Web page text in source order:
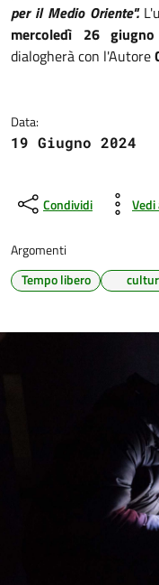
per il Medio Oriente".
mercoledì 26
dialogherà con l'Autore
Data:
19 Giugno 2024
Condividi Vedi
Argomenti
Tempo libero